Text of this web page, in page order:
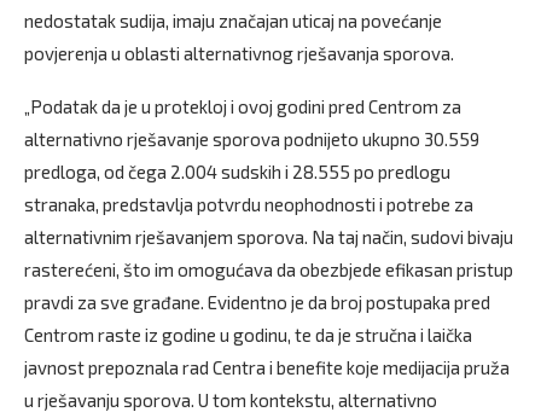
nedostatak sudija, imaju značajan uticaj na povećanje
povjerenja u oblasti alternativnog rješavanja sporova.
„Podatak da je u protekloj i ovoj godini pred Centrom za
alternativno rješavanje sporova podnijeto ukupno 30.559
predloga, od čega 2.004 sudskih i 28.555 po predlogu
stranaka, predstavlja potvrdu neophodnosti i potrebe za
alternativnim rješavanjem sporova. Na taj način, sudovi bivaju
rasterećeni, što im omogućava da obezbjede efikasan pristup
pravdi za sve građane. Evidentno je da broj postupaka pred
Centrom raste iz godine u godinu, te da je stručna i laička
javnost prepoznala rad Centra i benefite koje medijacija pruža
u rješavanju sporova. U tom kontekstu, alternativno